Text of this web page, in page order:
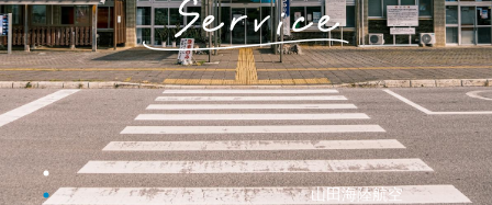
森運送商事株式会社
山田海陸航空